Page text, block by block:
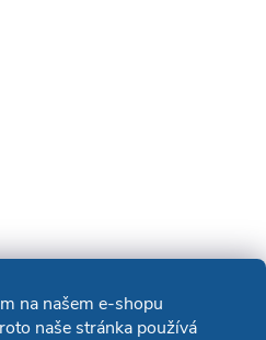
na našem e-shopu
naše stránka používá